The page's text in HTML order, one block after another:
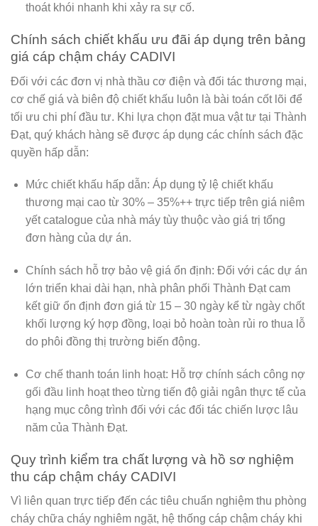
thoát khói nhanh khi xảy ra sự cố.
Chính sách chiết khấu ưu đãi áp dụng trên bảng
giá cáp chậm cháy CADIVI
Đối với các đơn vị nhà thầu cơ điện và đối tác thương mại,
cơ chế giá và biên độ chiết khấu luôn là bài toán cốt lõi để
tối ưu chi phí đầu tư. Khi lựa chọn đặt mua vật tư tại Thành
Đạt, quý khách hàng sẽ được áp dụng các chính sách đặc
quyền hấp dẫn:
Mức chiết khấu hấp dẫn: Áp dụng tỷ lệ chiết khấu
thương mại cao từ 30% – 35%++trực tiếp trên giá niêm
yết catalogue của nhà máy tùy thuộc vào giá trị tổng
đơn hàng của dự án.
Chính sách hỗ trợ bảo vệ giá ổn định: Đối với các dự án
lớn triển khai dài hạn, nhà phân phối Thành Đạtcam
kết giữ ổn định đơn giá từ 15 – 30 ngày kể từ ngày chốt
khối lượng ký hợp đồng, loại bỏ hoàn toàn rủi ro thua lỗ
do phôi đồng thị trường biến động.
Cơ chế thanh toán linh hoạt: Hỗ trợ chính sách công nợ
gối đầu linh hoạt theo từng tiến độ giải ngân thực tế của
hạng mục công trình đối với các đối tác chiến lược lâu
năm của Thành Đạt.
Quy trình kiểm tra chất lượng và hồ sơ nghiệm
thu cáp chậm cháy CADIVI
Vì liên quan trực tiếp đến các tiêu chuẩn nghiệm thu phòng
cháy chữa cháy nghiêm ngặt, hệ thống cáp chậm cháy khi